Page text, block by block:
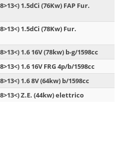
1.5dCi (76Kw) FAP Fur.
1.5dCi (78Kw) Fur.
1.6 16V (78kw) b-g/1598cc
1.6 16V FRG 4p/b/1598cc
1.6 8V (64kw) b/1598cc
Z.E. (44kw) elettrico